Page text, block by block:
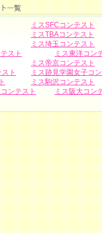
ミスSFCコンテスト
ミスTBAコンテスト
ミス埼玉コンテスト
スト
ミス東洋コン
ミス帝京コンテスト
ト
ミス跡見学園女子コ
ミス駒沢コンテスト
ンテスト ミス阪大コン